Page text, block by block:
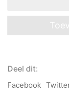
-
Deel dit:
Facebook